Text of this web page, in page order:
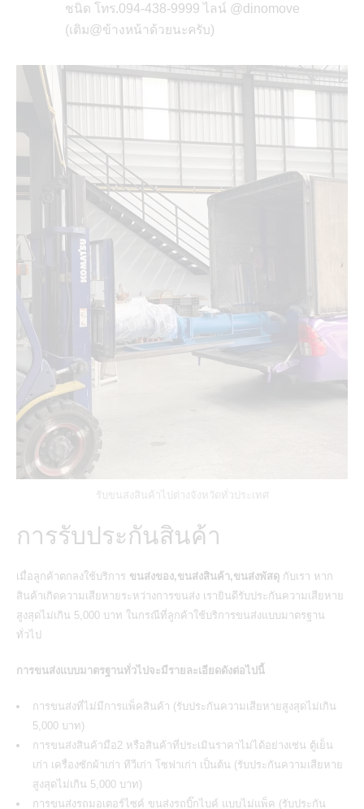
ชนิด โทร.094-438-9999 ไลน์ @dinomove
(เติม@ข้างหน้าด้วยนะครับ)
รับขนส่งสินค้าไปต่างจังหวัดทั่วประเทศ
การรับประกันสินค้า
เมื่อลูกค้าตกลงใช้บริการ ขนส่งของ,ขนส่งสินค้า,ขนส่งพัสดุ กับเรา หาก
สินค้าเกิดความเสียหายระหว่างการขนส่ง เรายินดีรับประกันความเสียหาย
สูงสุดไม่เกิน 5,000 บาท ในกรณีที่ลูกค้าใช้บริการขนส่งแบบมาตรฐาน
ทั่วไป
การขนส่งแบบมาตรฐานทั่วไปจะมีรายละเอียดดังต่อไปนี้
การขนส่งที่ไม่มีการแพ็คสินค้า (รับประกันความเสียหายสูงสุดไม่เกิน
5,000 บาท)
การขนส่งสินค้ามือ2 หรือสินค้าที่ประเมินราคาไม่ได้อย่างเช่น ตู้เย็น
เก่า เครื่องซักผ้าเก่า ทีวีเก่า โซฟาเก่า เป็นต้น (รับประกันความเสียหาย
สูงสุดไม่เกิน 5,000 บาท)
การขนส่งรถมอเตอร์ไซค์ ขนส่งรถบิ๊กไบค์ แบบไม่แพ็ค (รับประกัน